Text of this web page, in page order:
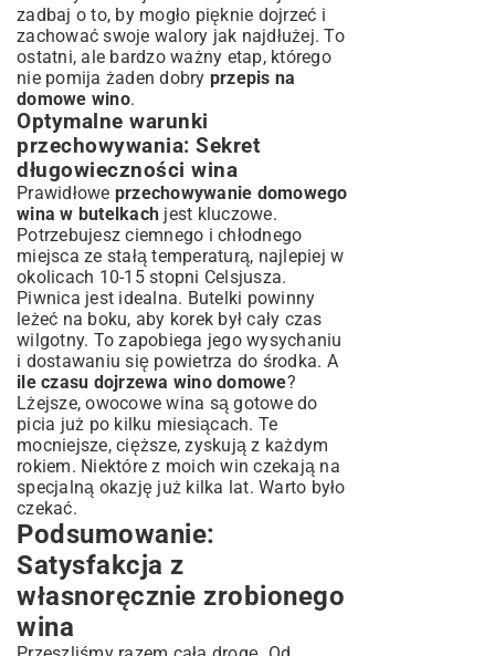
zadbaj o to, by mogło pięknie dojrzeć i
zachować swoje walory jak najdłużej. To
ostatni, ale bardzo ważny etap, którego
nie pomija żaden dobry przepis na
domowe wino.
Optymalne warunki
przechowywania: Sekret
długowieczności wina
Prawidłowe przechowywanie domowego
wina w butelkach jest kluczowe.
Potrzebujesz ciemnego i chłodnego
miejsca ze stałą temperaturą, najlepiej w
okolicach 10-15 stopni Celsjusza.
Piwnica jest idealna. Butelki powinny
leżeć na boku, aby korek był cały czas
wilgotny. To zapobiega jego wysychaniu
i dostawaniu się powietrza do środka. A
ile czasu dojrzewa wino domowe?
Lżejsze, owocowe wina są gotowe do
picia już po kilku miesiącach. Te
mocniejsze, cięższe, zyskują z każdym
rokiem. Niektóre z moich win czekają na
specjalną okazję już kilka lat. Warto było
czekać.
Podsumowanie:
Satysfakcja z
własnoręcznie zrobionego
wina